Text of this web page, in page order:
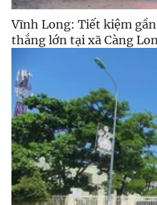
Vĩnh Long: Tiết kiệm
thắng lớn tại xã Càng